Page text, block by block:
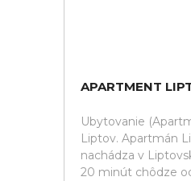
APARTMENT
Ubytovanie
Liptov. Apartmán
nachádza v
20 minút chôdze